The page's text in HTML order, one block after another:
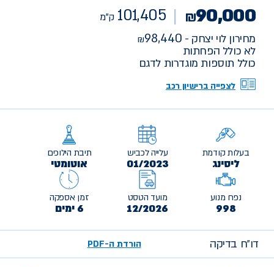
₪90,000
101,405 ק"מ
מחירון לוי יצחק - 98,440
לא כולל הפחתות
כולל תוספות מוגדרות לדגם
לצפייה ברישיון רכב
בעלות קודמת
ליסינג
עלייה לכביש
01/2023
תיבת הילוכים
אוטומטי
נפח מנוע
998
מועד הטסט
12/2026
זמן אספקה
6 ימים
דו״ח בדיקה הורדת ה-PDF